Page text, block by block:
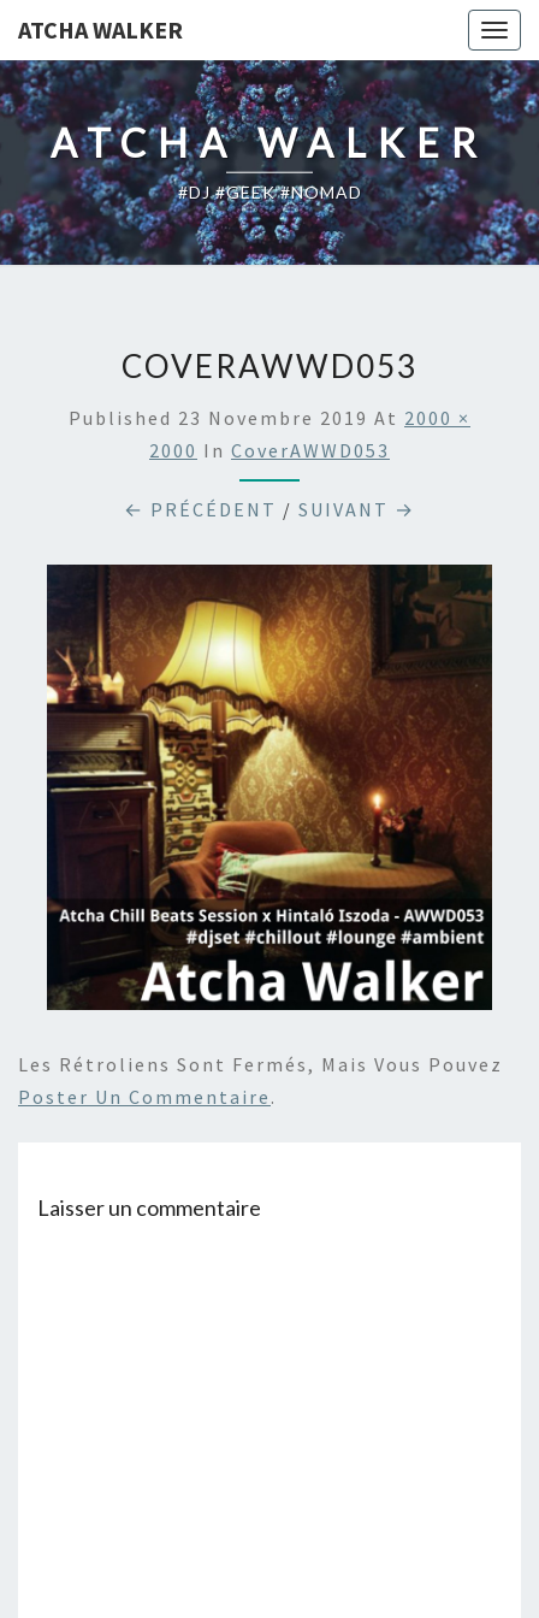
ATCHA WALKER
ATCHA WALKER
#DJ #GEEK #NOMAD
COVERAWWD053
Published 23 Novembre 2019 At 2000 ×
2000 In CoverAWWD053
← PRÉCÉDENT / SUIVANT →
Les Rétroliens Sont Fermés, Mais Vous Pouvez
Poster Un Commentaire .
Laisser un commentaire